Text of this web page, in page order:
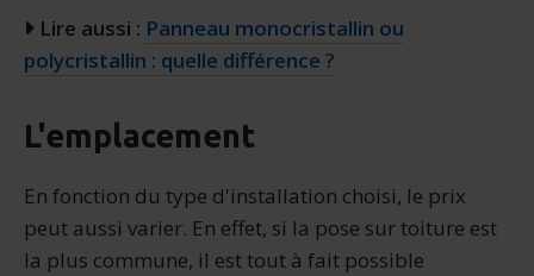
Lire aussi : Panneau monocristallin ou
polycristallin : quelle différence ?
L'emplacement
En fonction du type d'installation choisi, le prix
peut aussi varier. En effet, si la pose sur toiture est
la plus commune, il est tout à fait possible